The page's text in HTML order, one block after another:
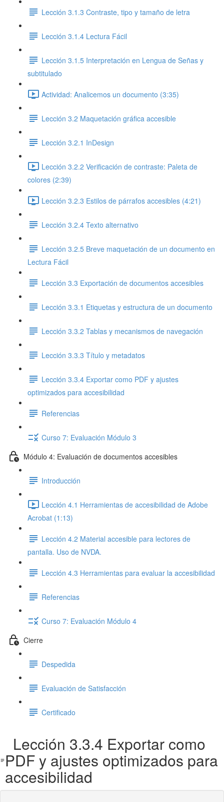
Lección 3.1.3 Contraste, tipo y tamaño de letra
Lección 3.1.4 Lectura Fácil
Lección 3.1.5 Interpretación en Lengua de Señas y
subtitulado
Actividad: Analicemos un documento (3:35)
Lección 3.2 Maquetación gráfica accesible
Lección 3.2.1 InDesign
Lección 3.2.2 Verificación de contraste: Paleta de
colores (2:39)
Lección 3.2.3 Estilos de párrafos accesibles (4:21)
Lección 3.2.4 Texto alternativo
Lección 3.2.5 Breve maquetación de un documento en
Lectura Fácil
Lección 3.3 Exportación de documentos accesibles
Lección 3.3.1 Etiquetas y estructura de un documento
Lección 3.3.2 Tablas y mecanismos de navegación
Lección 3.3.3 Título y metadatos
Lección 3.3.4 Exportar como PDF y ajustes
optimizados para accesibilidad
Referencias
Curso 7: Evaluación Módulo 3
Módulo 4: Evaluación de documentos accesibles
Introducción
Lección 4.1 Herramientas de accesibilidad de Adobe
Acrobat (1:13)
Lección 4.2 Material accesible para lectores de
pantalla. Uso de NVDA.
Lección 4.3 Herramientas para evaluar la accesibilidad
Referencias
Curso 7: Evaluación Módulo 4
Cierre
Despedida
Evaluación de Satisfacción
Certificado
Lección 3.3.4 Exportar como
PDF y ajustes optimizados para
accesibilidad